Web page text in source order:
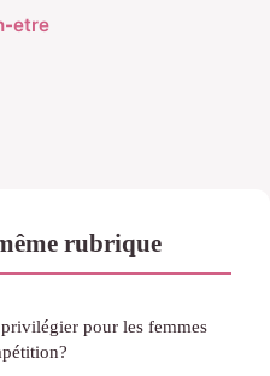
etre
rubrique
pour les femmes